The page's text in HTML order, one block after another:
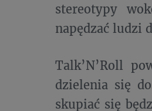
stereotypy
napędzać ludzi
Talk’N’Roll
dzielenia się
skupiać się